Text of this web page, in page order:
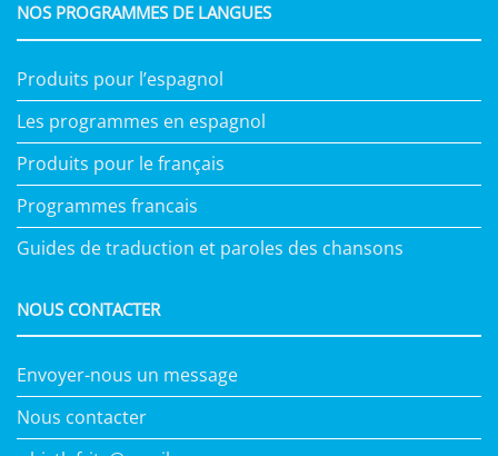
NOS PROGRAMMES DE LANGUES
Produits pour l’espagnol
Les programmes en espagnol
Produits pour le français
Programmes francais
Guides de traduction et paroles des chansons
NOUS CONTACTER
Envoyer-nous un message
Nous contacter